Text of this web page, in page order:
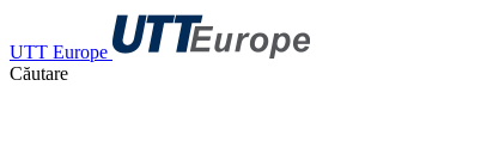
UTT Europe
Căutare